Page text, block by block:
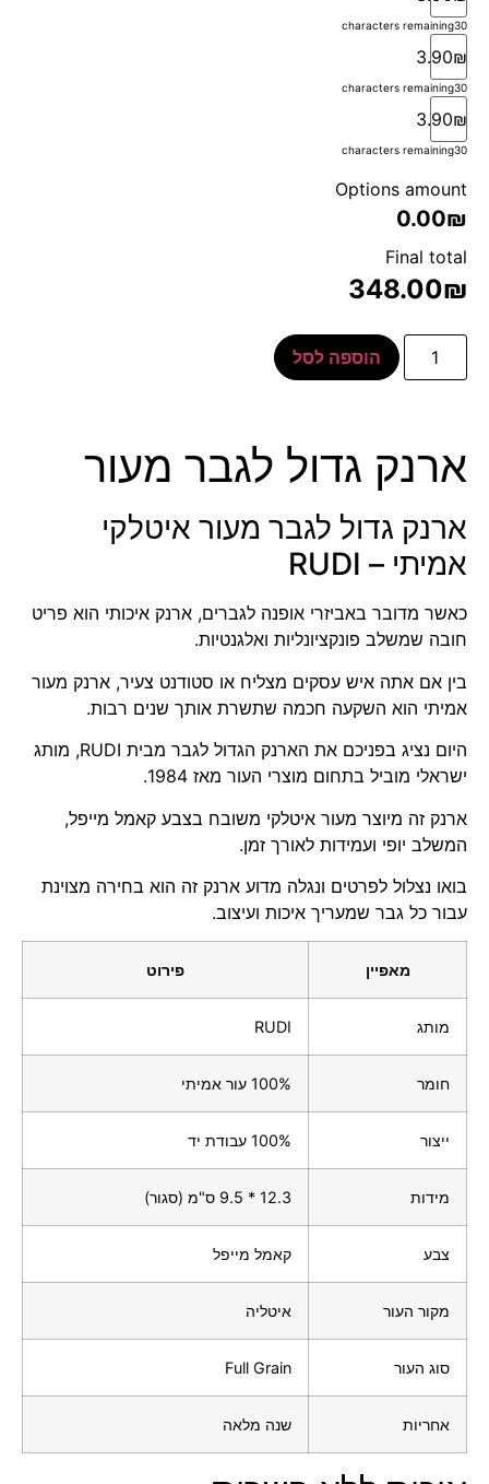
30
characters remaining
3.90₪
30
characters remaining
3.90₪
30
characters remaining
Options amount
0.00₪
Final total
348.00₪
הוספה לסל
ארנק גדול לגבר מעור
ארנק גדול לגבר מעור איטלקי
אמיתי – RUDI
כאשר מדובר באביזרי אופנה לגברים, ארנק איכותי הוא פריט
חובה שמשלב פונקציונליות ואלגנטיות.
בין אם אתה איש עסקים מצליח או סטודנט צעיר, ארנק מעור
אמיתי הוא השקעה חכמה שתשרת אותך שנים רבות.
היום נציג בפניכם את הארנק הגדול לגבר מבית RUDI, מותג
ישראלי מוביל בתחום מוצרי העור מאז 1984.
ארנק זה מיוצר מעור איטלקי משובח בצבע קאמל מייפל,
המשלב יופי ועמידות לאורך זמן.
בואו נצלול לפרטים ונגלה מדוע ארנק זה הוא בחירה מצוינת
עבור כל גבר שמעריך איכות ועיצוב.
מאפיין פירוט
מותג RUDI
חומר 100% עור אמיתי
ייצור 100% עבודת יד
מידות 12.3 * 9.5 ס"מ (סגור)
צבע קאמל מייפל
מקור העור איטליה
סוג העור Full Grain
אחריות שנה מלאה